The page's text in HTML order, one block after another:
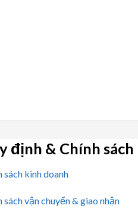
định & Chính sách
sách kinh doanh
sách vận chuyển & giao nhận